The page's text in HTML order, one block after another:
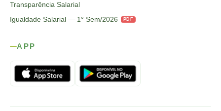
Transparência Salarial
Igualdade Salarial — 1° Sem/2026
PDF
APP